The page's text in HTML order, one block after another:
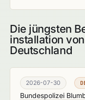
Die jüngsten
installation
Deutschland
2026-07-30
Bundespolizei